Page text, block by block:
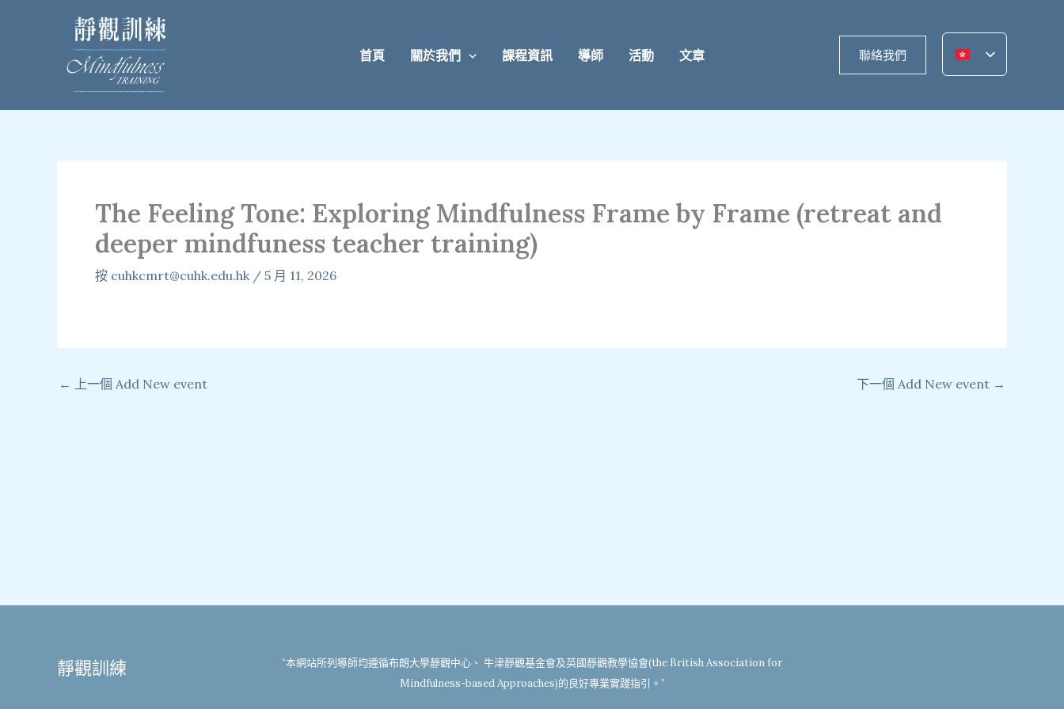
首頁 關於我們 課程資訊 導師 活動 文章 聯絡我們
The Feeling Tone: Exploring Mindfulness Frame by Frame (retreat and
deeper mindfuness teacher training)
按 cuhkcmrt@cuhk.edu.hk / 5 月 11, 2026
← 上一個 Add New event 下一個 Add New event →
靜觀訓練
“本網站所列導師均遵循布朗大學靜觀中心、 牛津靜觀基金會及英國靜觀教學協會(the British Association for
Mindfulness-based Approaches)的良好專業實踐指引。”